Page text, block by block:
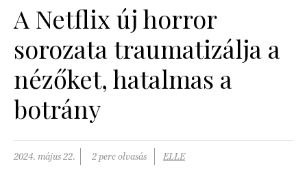
SZÉPSÉG
PSZICHÉ
PÁRKAPCSOLAT
A Netflix új horror
sorozata traumatizálja a
nézőket, hatalmas a
botrány
2024. május 22. 2 perc olvasás ELLE